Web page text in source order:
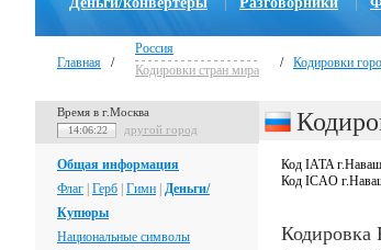
Главная /
Россия
Кодировки стран мира
/ Кодировки
Время в г.Москва
14:06:23 другой город
Общая информация
Флаг Герб Гимн Деньги/
Купюры
Национальные символы
Код IATA
Код ICAO
Кодировка